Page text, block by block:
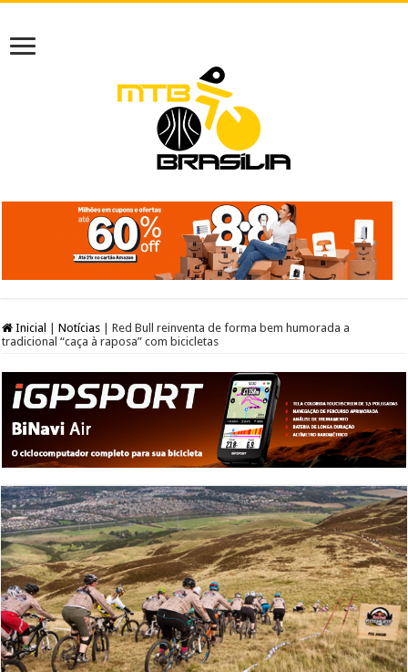
Inicial Notícias
Red Bull reinventa de forma bem humorada a
tradicional “caça à raposa” com bicicletas